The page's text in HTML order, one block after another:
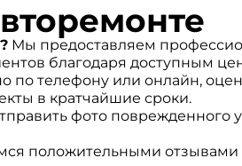
Мы предоставляем
благодаря доступным
по телефону или онлайн,
в кратчайшие сроки.
фото поврежденного
положительными отзывами